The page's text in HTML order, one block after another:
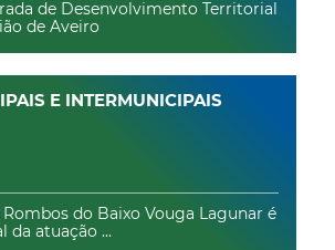
de Desenvolvimento Territorial
de Aveiro
E INTERMUNICIPAIS
do Baixo Vouga Lagunar é
da atuação ...